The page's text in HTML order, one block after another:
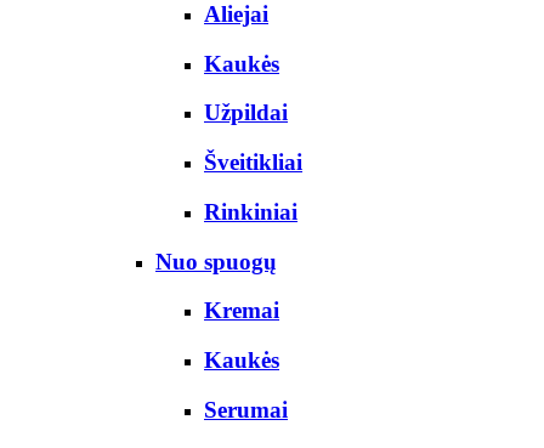
Aliejai
Kaukės
Užpildai
Šveitikliai
Rinkiniai
Nuo spuogų
Kremai
Kaukės
Serumai